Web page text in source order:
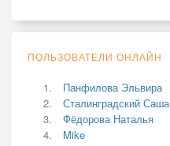
ПОЛЬЗОВАТЕЛИ ОНЛАЙН
Панфилова Эльвира
Сталинградский Саша
Фёдорова Наталья
Mike